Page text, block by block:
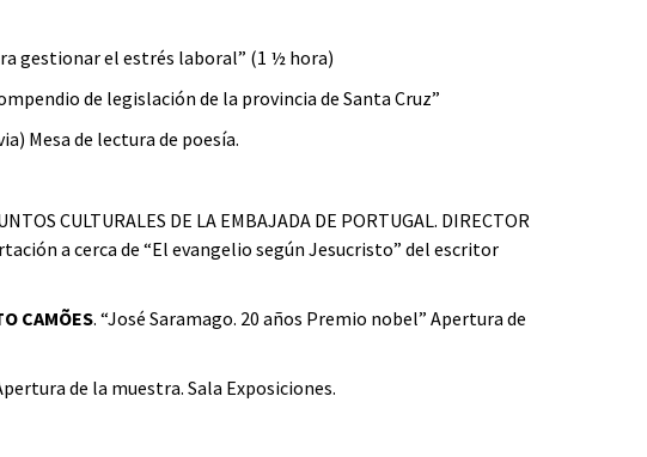
gestionar el estrés laboral” (1 ½ hora)
de legislación de la provincia de Santa Cruz”
Mesa de lectura de poesía.
CULTURALES DE LA EMBAJADA DE PORTUGAL. DIRECTOR
a cerca de “El evangelio según Jesucristo” del escritor
CAMÕES. “José Saramago. 20 años Premio nobel” Apertura de
de la muestra. Sala Exposiciones.